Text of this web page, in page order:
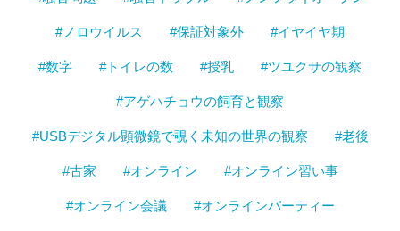
#ノロウイルス #保証対象外 #イヤイヤ期
#数字 #トイレの数 #授乳 #ツユクサの観察
#アゲハチョウの飼育と観察
#USBデジタル顕微鏡で覗く未知の世界の観察 #老後
#古家 #オンライン #オンライン習い事
#オンライン会議 #オンラインパーティー